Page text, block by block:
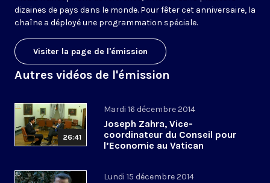
dizaines de pays dans le monde. Pour fêter cet anniversaire, la
chaîne a déployé une programmation spéciale.
Visiter la page de l'émission
Autres vidéos de l'émission
26:41
Mardi 16 décembre 2014
Joseph Zahra, Vice-
coordinateur du Conseil pour
l’Economie au Vatican
Lundi 15 décembre 2014